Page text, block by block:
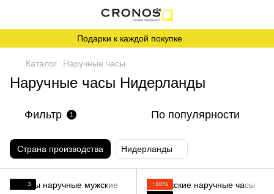
Подарки к каждой покупке
Каталог Наручные часы
Наручные часы Нидерланды
Фильтр 1 По популярности
Страна производства Нидерланды
3
−10%